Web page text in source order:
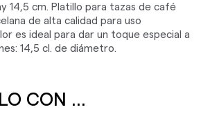
14,5 cm. Platillo para tazas de café
de alta calidad para uso
es ideal para dar un toque especial a
14,5 cl. de diámetro.
CON ...